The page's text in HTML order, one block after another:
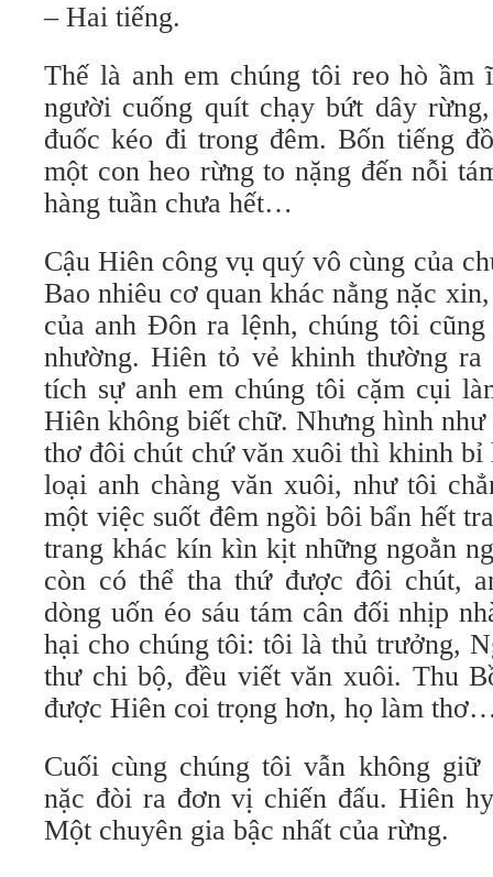
– Hai tiếng.
Thế là anh em chúng tôi reo hò ầm
người cuống quít chạy bứt dây
đuốc kéo đi trong đêm. Bốn tiếng
một con heo rừng to nặng đến nỗi
hàng tuần chưa hết…
Cậu Hiên công vụ quý vô cùng của
Bao nhiêu cơ quan khác nằng nặc
của anh Đôn ra lệnh, chúng tôi
nhường. Hiên tỏ vẻ khinh thường
tích sự anh em chúng tôi cặm cụi
Hiên không biết chữ. Nhưng hình như
thơ đôi chút chứ văn xuôi thì khinh bỉ
loại anh chàng văn xuôi, như tôi
một việc suốt đêm ngồi bôi bẩn hết
trang khác kín kìn kịt những ngoằn
còn có thể tha thứ được đôi chút,
dòng uốn éo sáu tám cân đối nhịp
hại cho chúng tôi: tôi là thủ trưởng,
thư chi bộ, đều viết văn xuôi. Thu
được Hiên coi trọng hơn, họ làm
Cuối cùng chúng tôi vẫn không giữ
nặc đòi ra đơn vị chiến đấu. Hiên
Một chuyên gia bậc nhất của rừng.